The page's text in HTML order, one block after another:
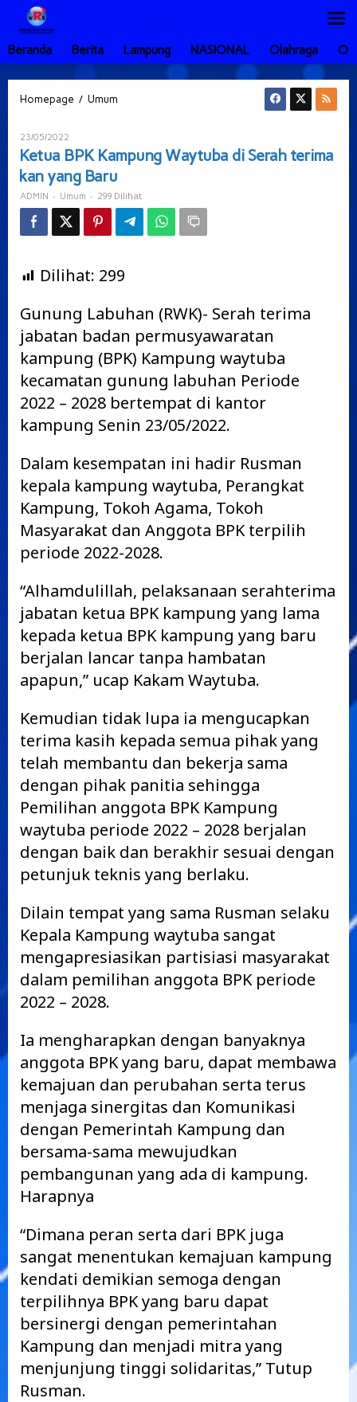
Lewati
konten
Beranda
Berita Lampung NASIONAL Olahraga
Homepage / Umum
di
kan
yang
Baru
23/05/2022
ADMIN
Ketua BPK Kampung Waytuba di Serah terima
kan yang Baru
ADMIN - Umum - 299 Dilihat
Dilihat: 299
Gunung Labuhan (RWK)- Serah terima
jabatan badan permusyawaratan
kampung (BPK) Kampung waytuba
kecamatan gunung labuhan Periode
2022 – 2028 bertempat di kantor
kampung Senin 23/05/2022.
Dalam kesempatan ini hadir Rusman
kepala kampung waytuba, Perangkat
Kampung, Tokoh Agama, Tokoh
Masyarakat dan Anggota BPK terpilih
periode 2022-2028.
“Alhamdulillah, pelaksanaan serahterima
jabatan ketua BPK kampung yang lama
kepada ketua BPK kampung yang baru
berjalan lancar tanpa hambatan
apapun,” ucap Kakam Waytuba.
Kemudian tidak lupa ia mengucapkan
terima kasih kepada semua pihak yang
telah membantu dan bekerja sama
dengan pihak panitia sehingga
Pemilihan anggota BPK Kampung
waytuba periode 2022 – 2028 berjalan
dengan baik dan berakhir sesuai dengan
petunjuk teknis yang berlaku.
Dilain tempat yang sama Rusman selaku
Kepala Kampung waytuba sangat
mengapresiasikan partisiasi masyarakat
dalam pemilihan anggota BPK periode
2022 – 2028.
Ia mengharapkan dengan banyaknya
anggota BPK yang baru, dapat membawa
kemajuan dan perubahan serta terus
menjaga sinergitas dan Komunikasi
dengan Pemerintah Kampung dan
bersama-sama mewujudkan
pembangunan yang ada di kampung.
Harapnya
“Dimana peran serta dari BPK juga
sangat menentukan kemajuan kampung
kendati demikian semoga dengan
terpilihnya BPK yang baru dapat
bersinergi dengan pemerintahan
Kampung dan menjadi mitra yang
menjunjung tinggi solidaritas,” Tutup
Rusman.